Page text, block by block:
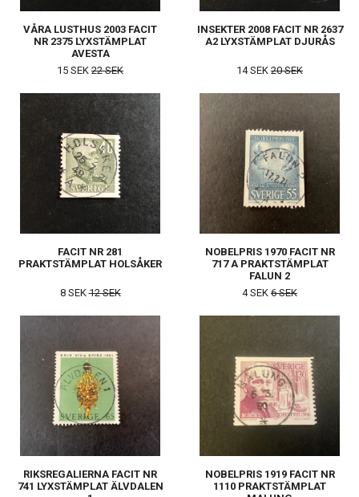
VÅRA LUSTHUS 2003 FACIT
NR 2375 LYXSTÄMPLAT
AVESTA
15 SEK 22 SEK
INSEKTER 2008 FACIT NR 2637
A2 LYXSTÄMPLAT DJURÅS
14 SEK 20 SEK
FACIT NR 281
PRAKTSTÄMPLAT HOLSÅKER
8 SEK12 SEK
NOBELPRIS 1970 FACIT NR
717 A PRAKTSTÄMPLAT
FALUN 2
4 SEK 6 SEK
RIKSREGALIERNA FACIT NR
741 LYXSTÄMPLAT ÄLVDALEN
NOBELPRIS 1919 FACIT NR
1110 PRAKTSTÄMPLAT